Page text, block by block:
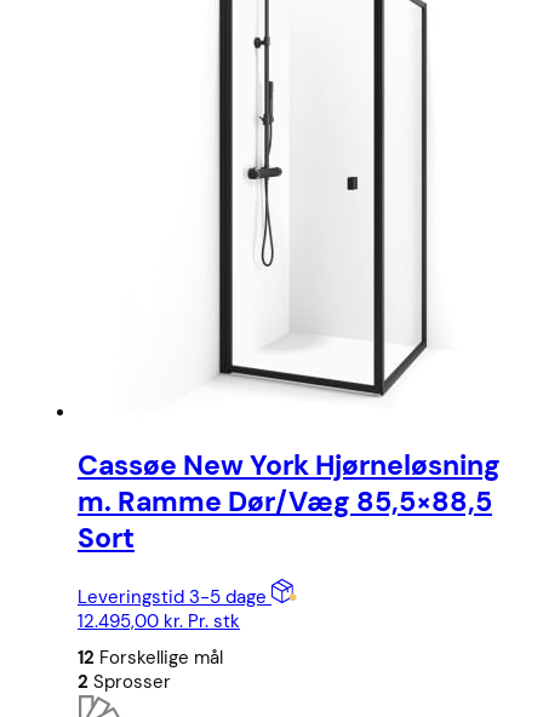
Cassøe New York Hjørneløsning
m. Ramme Dør/Væg 85,5×88,5
Sort
Leveringstid 3-5 dage
12.495,00 kr. Pr. stk
12 Forskellige mål
2 Sprosser